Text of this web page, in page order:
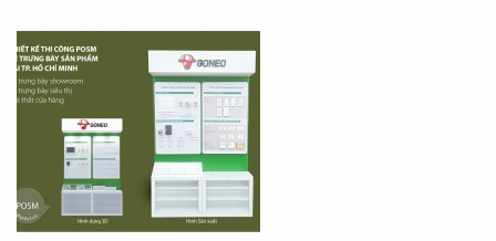
THIẾT KẾ SẢN XUẤT
BOOTH SAMPLING TẠI
TP. HỒ CHÍ MINH